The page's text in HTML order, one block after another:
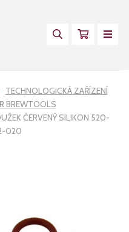
TECHNOLOGICKÁ ZAŘÍZENÍ
BREWTOOLS
ČERVENÝ SILIKON 520-
020